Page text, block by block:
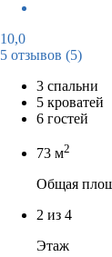
10,0
5 отзывов (5)
3 спальни
5 кроватей
6 гостей
73 м2
Общая
2 из 4
Этаж